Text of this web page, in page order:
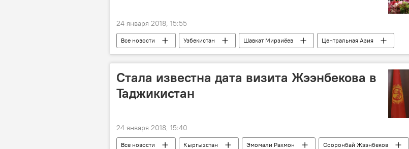
24 января 2018, 15:55
Все новости Узбекистан Шавкат Мирзиёев Центральная Азия
Стала известна дата визита Жээнбекова в
Таджикистан
24 января 2018, 15:40
Все новости Кыргызстан Эмомали Рахмон
Сооронбай Жээнбеков